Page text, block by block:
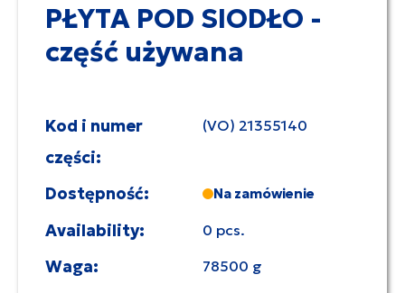
PŁYTA POD SIODŁO -
część używana
Kod i numer
części:
(VO) 21355140
Dostępność: Na zamówienie
Availability: 0 pcs.
Waga: 78500 g